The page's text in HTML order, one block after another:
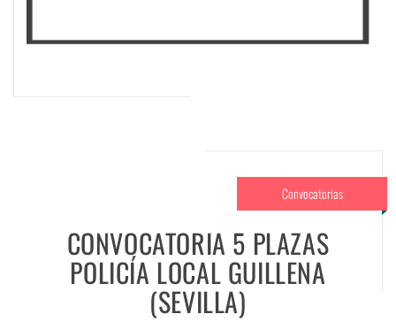
Convocatorias
CONVOCATORIA 5 PLAZAS
POLICÍA LOCAL GUILLENA
(SEVILLA)